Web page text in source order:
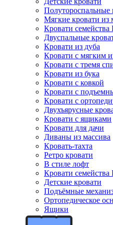
Полутороспальные
Мягкие кровати из
Кровати семейства
Двуспальные
Кровати из дуба
Кровати с мягким
Кровати с тремя
Кровати из бука
Кровати с ковкой
Кровати с
Кровати с
Двухъярусные
Кровати с ящиками
Кровати для дачи
Диваны из массива
Кровать-тахта
Ретро кровати
В стиле лофт
Кровати семейства
Детские кровати
Подъёмные
Ортопедическое
Ящики